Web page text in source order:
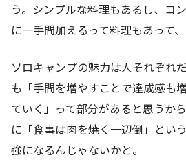
う。シンプルな料理もあるし、コ
に一手間加えるって料理もあって
ソロキャンプの魅力は人それぞれ
も「手間を増やすことで達成感も
ていく」って部分があると思うか
に「食事は肉を焼く一辺倒」とい
強になるんじゃないかと。